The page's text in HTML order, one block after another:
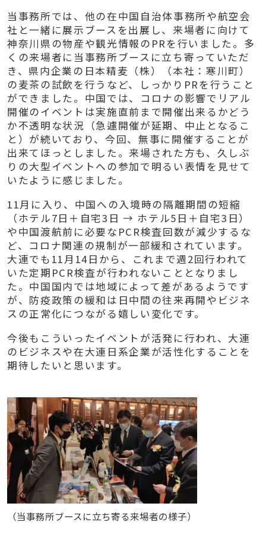
当事務所では、他の在中国自治体事務所や航空会
社と一緒に展示ブースを出展し、来場者に向けて
神奈川県の物産や観光情報の PRを行いました。多
くの来場者に当事務所ブースに立ち寄っていただ
き、県内企業の日本精麦（株）（本社：寒川町）
の麦茶の試飲を行うなど、しっかり PRを行うこと
ができました。中国では、コロナの影響でリアル
開催のイベントは実施直前まで開催出来るかどう
か不透明な状況（急遽開催が延期、中止となるこ
と）が続いており、今回、無事に開催することが
出来てほっとしました。来場された方も、久しぶ
りの大型イベントへの参加で明るい表情を見せて
いたように感じました。
11月に入り、中国への入境時の隔離期間の短縮
（ホテル7日＋自宅3 日 → ホテル5 日＋自宅3 日）
や中国渡航前に必要な PCR検査回数が減少するな
ど、コロナ関連の規制が一部緩和されています。
大連でも 11月 14日から、これまで週2回行われて
いた定期 PCR検査が行われないこととなりまし
た。中国国内では地域によって差があるようです
が、防疫政策の緩和は日中間の往来再開やビジネ
スの正常化につながる嬉しい変化です。
今後もこういったイベントが活発に行われ、大連
のビジネスや在大連日系企業が活性化することを
期待したいと思います。
（当事務所ブースに立ち寄る来場者の様子）